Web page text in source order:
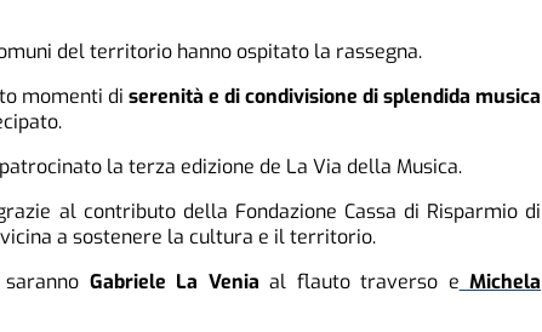
del territorio hanno ospitato la rassegna.
momenti diserenità e di condivisione di splendida musica
la terza edizione de La Via della Musica.
al contributo della Fondazione Cassa di Risparmio di
a sostenere la cultura e il territorio.
Gabriele La Veniaal flauto traverso e Michela